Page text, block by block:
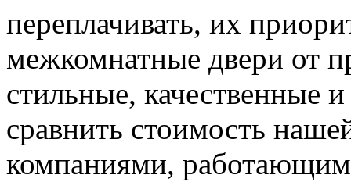
переплачивать, их
межкомнатные двери от
стильные, качественные
сравнить стоимость
компаниями,